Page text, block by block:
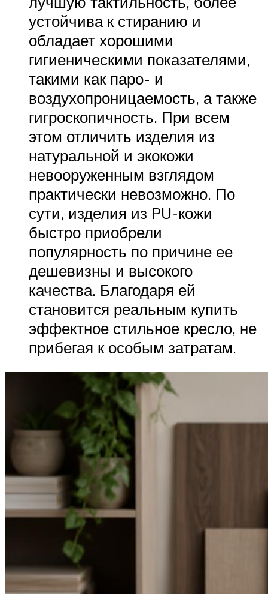
устойчива к стиранию и
обладает хорошими
гигиеническими показателями,
такими как паро- и
воздухопроницаемость, а также
гигроскопичность. При всем
этом отличить изделия из
натуральной и экокожи
невооруженным взглядом
практически невозможно. По
сути, изделия из PU-кожи
быстро приобрели
популярность по причине ее
дешевизны и высокого
качества. Благодаря ей
становится реальным купить
эффектное стильное кресло, не
прибегая к особым затратам.